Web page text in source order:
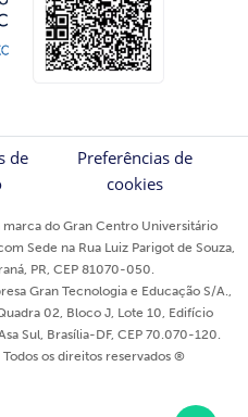
de
Preferências de
cookies
do Gran Centro Universitário
Sede na Rua Luiz Parigot de Souza,
PR, CEP 81070-050.
Gran Tecnologia e Educação S/A.,
02, Bloco J, Lote 10, Edifício
Sul, Brasília-DF, CEP 70.070-120.
os direitos reservados ®